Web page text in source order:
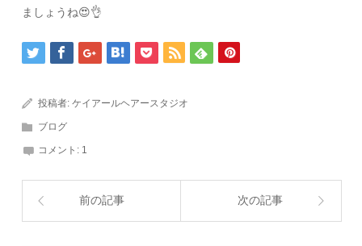
ましょうね😍👌
投稿者:ケイアールヘアースタジオ
ブログ
コメント: 1
前の記事 次の記事